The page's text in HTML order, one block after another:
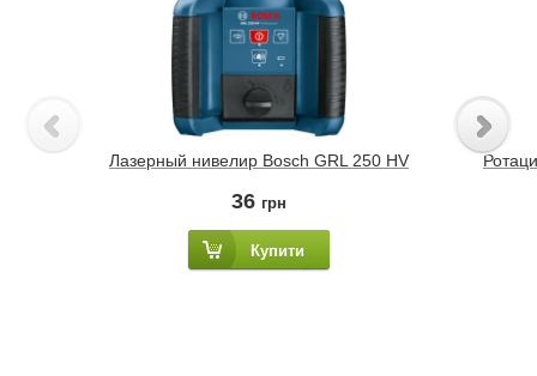
Лазерный нивелир Bosch GRL 250 HV
36 грн
Купити